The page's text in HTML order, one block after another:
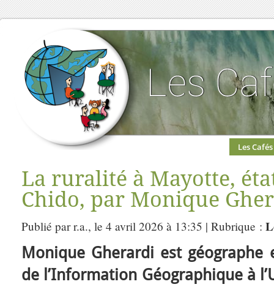
Les Cafés
La ruralité à Mayotte,
Chido, par Monique
Publié par r.a., le 4 avril 2026 à 13:35 | Rubrique :
Monique Gherardi est géographe
de l’Information Géographique à